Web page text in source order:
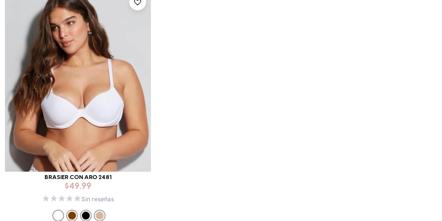
BRASIER CON ARO 2481
$49.99
Sin reseñas